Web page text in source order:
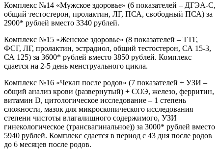
Комплекс №14 «Мужское здоровье» (6 показателей – ДГЭА-С,
общий тестостерон, пролактин, ЛГ, ПСА, свободный ПСА) за
2900* рублей вместо 3340 рублей.
Комплекс №15 «Женское здоровье» (8 показателей – ТТГ,
ФСГ, ЛГ, пролактин, эстрадиол, общий тестостерон, СА 15-3,
СА 125) за 3600* рублей вместо 3850 рублей. Комплекс
сдается на 2-5 день менструального цикла.
Комплекс №16 «Чекап после родов» (7 показателей + УЗИ –
общий анализ крови (развернутый) + СОЭ, железо, ферритин,
витамин D, цитологическое исследование – 1 степень
сложности, мазок для микроскопического исследования
степени чистоты влагалищного содержимого, УЗИ
гинекологическое (трансвагинальное)) за 3000* рублей вместо
5940 рублей. Комплекс сдается в период с 43 дня после родов
до 6 месяцев после родов.